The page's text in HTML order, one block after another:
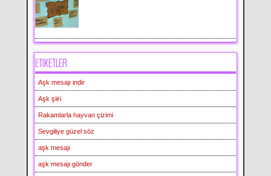
ETIKETLER
Aşk mesajı indir
Aşk şiiri
Rakamlarla hayvan çizimi
Sevgiliye güzel söz
aşk mesajı
aşk mesajı gönder